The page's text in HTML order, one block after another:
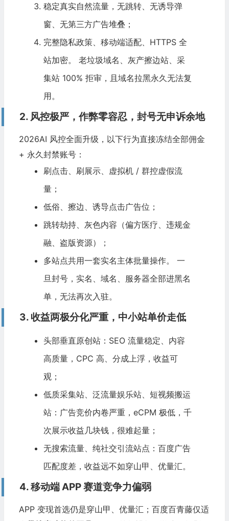
稳定真实自然流量，无跳转、无诱导弹
窗、无第三方广告堆叠；
完整隐私政策、移动端适配、HTTPS 全
站加密。 老垃圾域名、灰产擦边站、采
集站 100% 拒审，且域名拉黑永久无法复
用。
2. 风控极严，作弊零容忍，封号无申诉余地
2026AI 风控全面升级，以下行为直接冻结全部佣金
+ 永久封禁账号：
刷点击、刷展示、虚拟机 / 群控虚假流
量；
低俗、擦边、诱导点击广告位；
跳转劫持、灰色内容（偏方医疗、违规金
融、盗版资源）；
多站点共用一套实名主体批量操作。 一
旦封号，实名、域名、服务器全部进黑名
单，无法再次入驻。
3. 收益两极分化严重，中小站单价走低
头部垂直原创站：SEO 流量稳定、内容
高质量，CPC 高、分成上浮，收益可
观；
低质采集站、泛流量娱乐站、短视频搬运
站：广告竞价内卷严重，eCPM 极低，千
次展示收益几块钱，很难起量；
无搜索流量、纯社交引流站点：百度广告
匹配度差，收益远不如穿山甲、优量汇。
4. 移动端 APP 赛道竞争力偏弱
APP 变现首选仍是穿山甲、优量汇；百度百青藤仅适